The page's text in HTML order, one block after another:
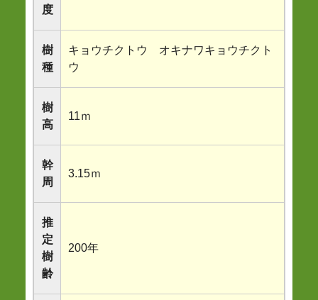
度
樹
種
キョウチクトウ オキナワキョウチクト
ウ
樹
高
11ｍ
幹
周
3.15ｍ
推
定
樹
齢
200年